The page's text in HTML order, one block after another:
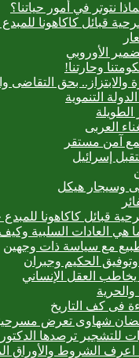
نتوتر في أمور حياتنا؟
قبائل كاكاهونا
الأوروبي
وحارتنا!
بحق التقاضى
التنموية
العربى
آمن مستقر
إسرائيل
وسيجار هيكل
قبائل كاكاهونا
هي العادات السلبية
مع سياسة ذات وجهين
الحكيم وجبران
يخاطب العقل الإنساني
فى كف التاريخ
شهاوى تعرض
للتشجير ترصدها
الشروط والأوراق